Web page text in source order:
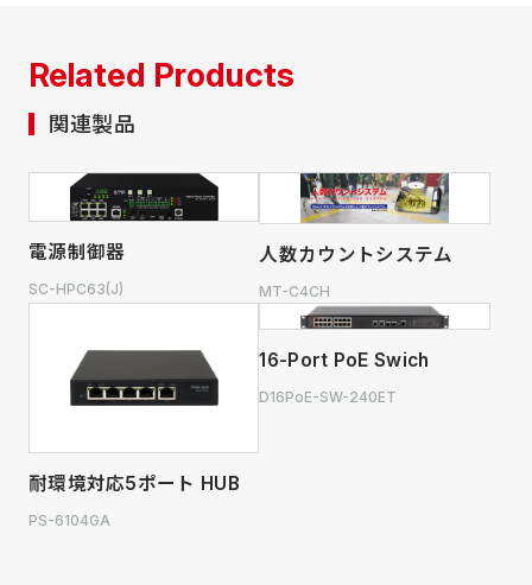
Related Products
関連製品
電源制御器
SC-HPC63(J)
人数カウントシステム
MT-C4CH
耐環境対応5ポート HUB
PS-6104GA
16-Port PoE Swich
D16PoE-SW-240ET